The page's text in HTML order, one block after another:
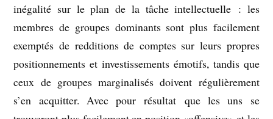
inégalité sur le plan de la tâche intellectuelle : les
membres de groupes dominants sont plus facilement
exemptés de redditions de comptes sur leurs propres
positionnements et investissements émotifs, tandis que
ceux de groupes marginalisés doivent régulièrement
s’en acquitter. Avec pour résultat que les uns se